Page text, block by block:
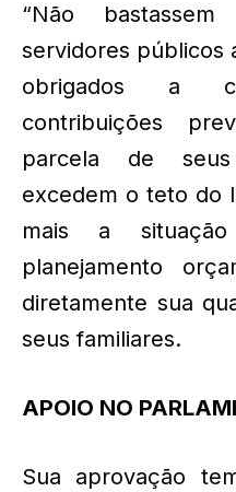
“Não
servidores públicos
obrigados a
contribuições
parcela de
excedem o teto do
mais a
planejamento
diretamente sua
seus familiares.
APOIO NO
Sua aprovação